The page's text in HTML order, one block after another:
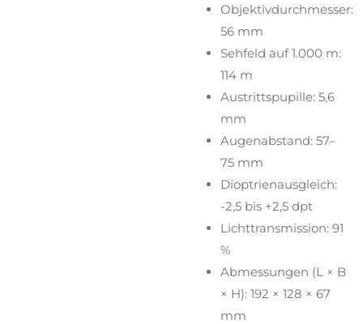
Objektivdurchmesser:
56 mm
Sehfeld auf 1.000 m:
114 m
Austrittspupille: 5,6
mm
Augenabstand: 57–
75 mm
Dioptrienausgleich:
-2,5 bis +2,5 dpt
Lichttransmission: 91
%
Abmessungen (L × B
× H): 192 × 128 × 67
mm